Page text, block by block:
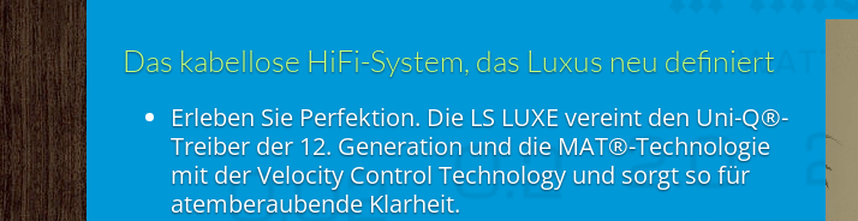
Das kabellose HiFi-System, das Luxus neu definiert
Erleben Sie Perfektion. Die LS LUXE vereint den Uni-Q®-
Treiber der 12. Generation und die MAT®-Technologie
mit der Velocity Control Technology und sorgt so für
atemberaubende Klarheit.